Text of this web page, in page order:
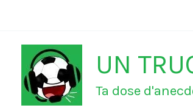
contenu
UN
Ta dose